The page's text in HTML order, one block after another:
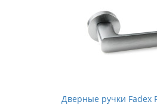
Дверные ручки Fadex